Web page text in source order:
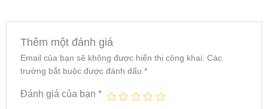
Thêm một đánh giá
Email của bạn sẽ không được hiển thị công khai. Các
trường bắt buộc được đánh dấu *
Đánh giá của bạn *